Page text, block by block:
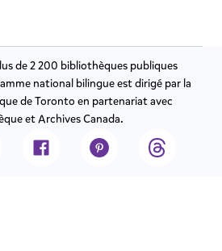
de 2 200 bibliothèques publiques
national bilingue est dirigé par la
de Toronto en partenariat avec
et Archives Canada.